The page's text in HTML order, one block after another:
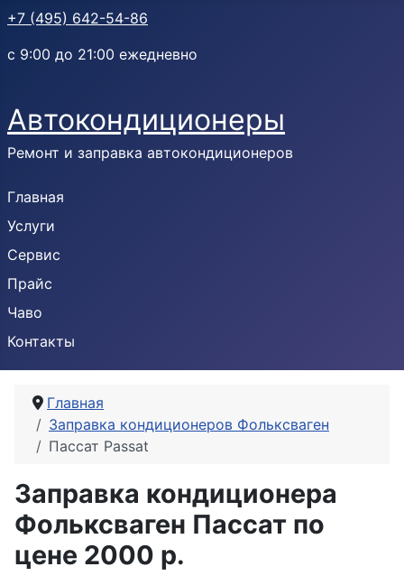
+7 (495) 642-54-86
с 9:00 до 21:00 ежедневно
Автокондиционеры
Ремонт и заправка автокондиционеров
Главная
Услуги
Сервис
Прайс
Чаво
Контакты
Главная
Заправка кондиционеров Фольксваген
Пассат Passat
Заправка кондиционера
Фольксваген Пассат по
цене 2000 р.